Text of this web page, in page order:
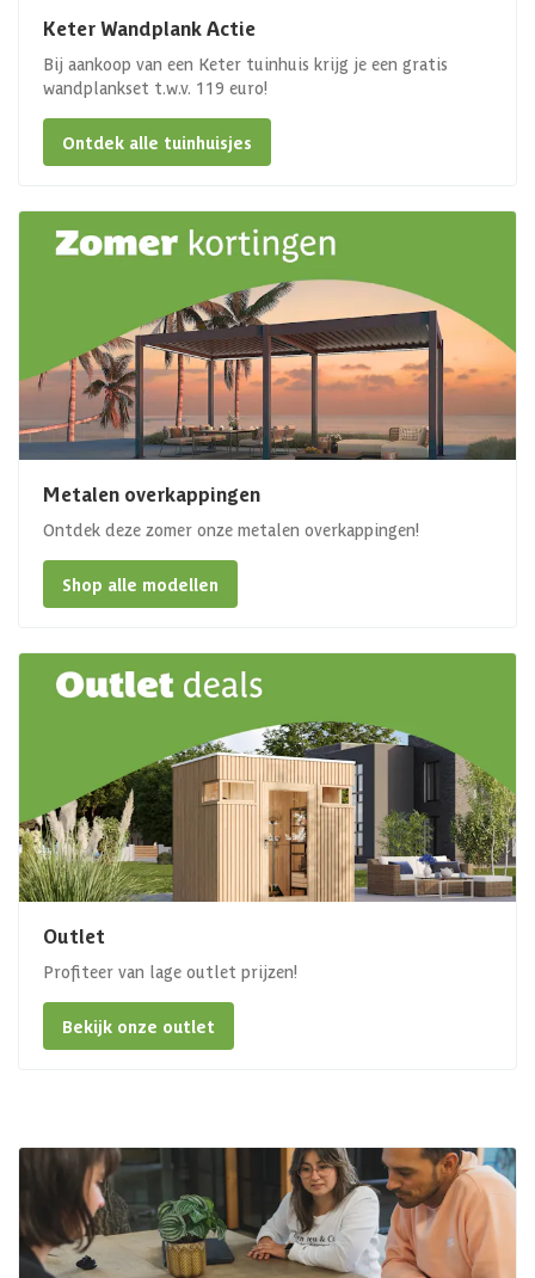
Keter Wandplank Actie
Bij aankoop van een Keter tuinhuis krijg je een gratis
wandplankset t.w.v. 119 euro!
Ontdek alle tuinhuisjes
Metalen overkappingen
Ontdek deze zomer onze metalen overkappingen!
Shop alle modellen
Outlet
Profiteer van lage outlet prijzen!
Bekijk onze outlet